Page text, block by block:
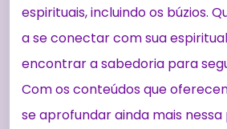
espirituais, incluindo os búzios.
a se conectar com sua
encontrar a sabedoria para
Com os conteúdos que
se aprofundar ainda mais